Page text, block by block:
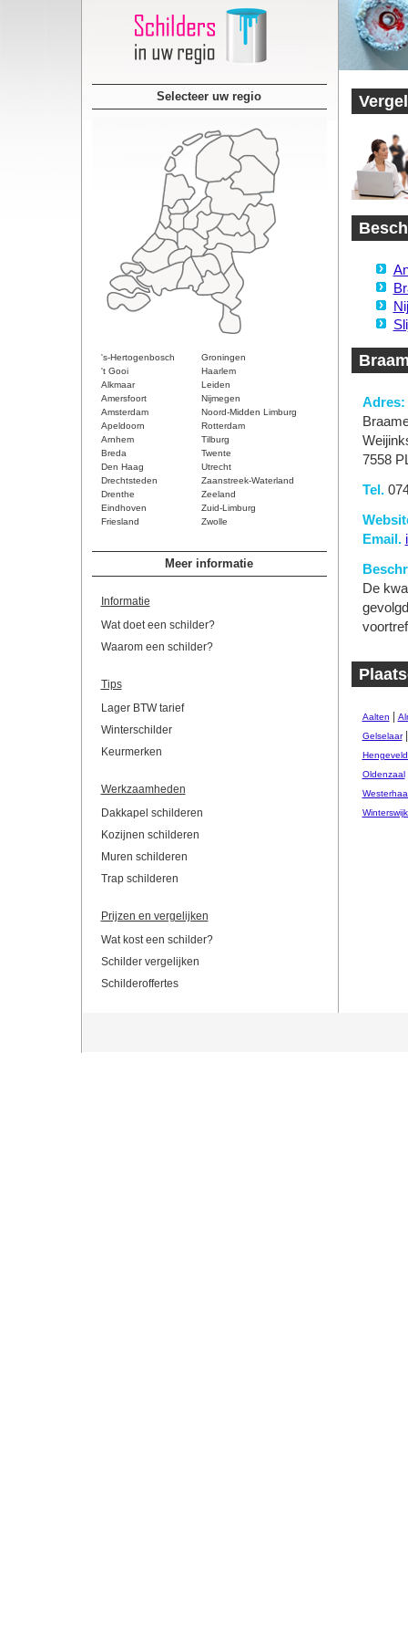
Selecteer uw regio
's-Hertogenbosch
Groningen
't Gooi
Haarlem
Alkmaar
Leiden
Amersfoort
Nijmegen
Amsterdam
Noord-Midden Limburg
Apeldoorn
Rotterdam
Arnhem
Tilburg
Breda
Twente
Den Haag
Utrecht
Drechtsteden
Zaanstreek-Waterland
Drenthe
Zeeland
Eindhoven
Zuid-Limburg
Friesland
Zwolle
Meer informatie
Informatie
Wat doet een schilder?
Waarom een schilder?
Tips
Lager BTW tarief
Winterschilder
Keurmerken
Werkzaamheden
Dakkapel schilderen
Kozijnen schilderen
Muren schilderen
Trap schilderen
Prijzen en vergelijken
Wat kost een schilder?
Schilder vergelijken
Schilderoffertes
Adres:
7558
Tel.
Email.
De
Aalten
Gelselaar
Oldenzaal